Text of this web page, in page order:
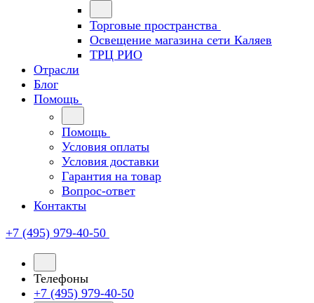
Торговые пространства
Освещение магазина сети Каляев
ТРЦ РИО
Отрасли
Блог
Помощь
Помощь
Условия оплаты
Условия доставки
Гарантия на товар
Вопрос-ответ
Контакты
+7 (495) 979-40-50
Телефоны
+7 (495) 979-40-50